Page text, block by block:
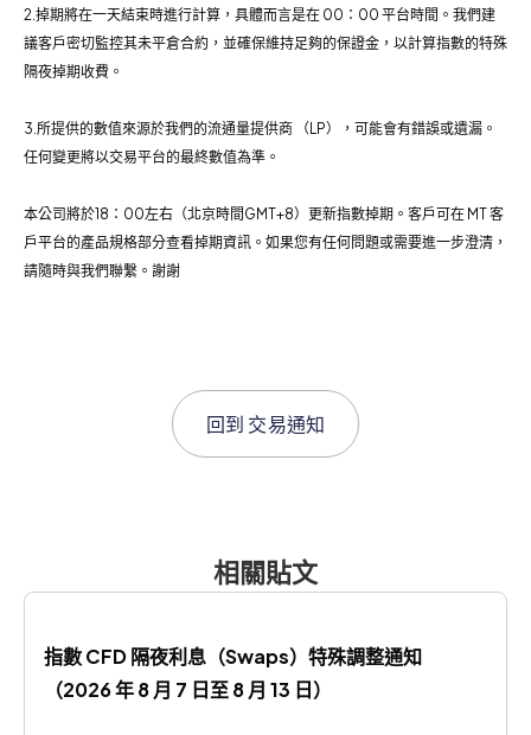
2.掉期將在一天結束時進行計算，具體而言是在 00：00 平台時間。我們建
議客戶密切監控其未平倉合約，並確保維持足夠的保證金，以計算指數的特殊
隔夜掉期收費。
3.所提供的數值來源於我們的流通量提供商 （LP），可能會有錯誤或遺漏。
任何變更將以交易平台的最終數值為準。
本公司將於18：00左右（北京時間GMT+8）更新指數掉期。客戶可在 MT 客
戶平台的產品規格部分查看掉期資訊。如果您有任何問題或需要進一步澄清，
請隨時與我們聯繫。謝謝
回到 交易通知
相關貼文
指數 CFD 隔夜利息（Swaps）特殊調整通知
（2026 年 8 月 7 日至 8 月 13 日）